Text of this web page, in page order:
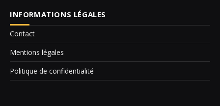
INFORMATIONS LÉGALES
Contact
Mentions légales
Politique de confidentialité